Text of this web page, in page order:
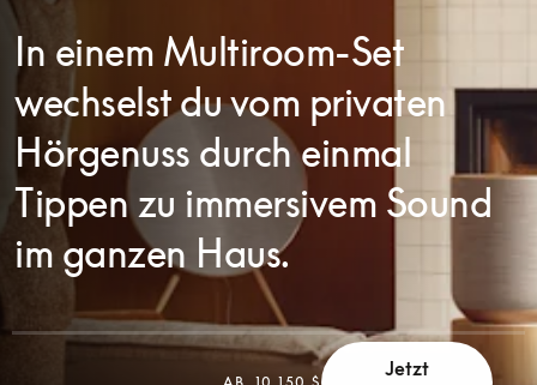
In einem Multiroom-Set
wechselst du vom privaten
Hörgenuss durch einmal
Tippen zu immersivem Sound
im ganzen Haus.
Jetzt